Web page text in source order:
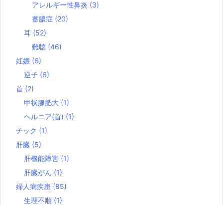
アレルギー性鼻炎 (3)
蓄膿症 (20)
耳 (52)
難聴 (46)
妊娠 (6)
逆子 (6)
首 (2)
甲状腺肥大 (1)
ヘルニア(首) (1)
チック (1)
肝臓 (5)
肝機能障害 (1)
肝臓がん (1)
婦人病疾患 (85)
生理不順 (1)